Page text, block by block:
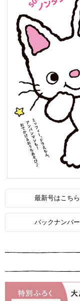
最新号はこちら
バックナンバー